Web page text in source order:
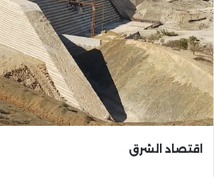
اقتصاد الشرق